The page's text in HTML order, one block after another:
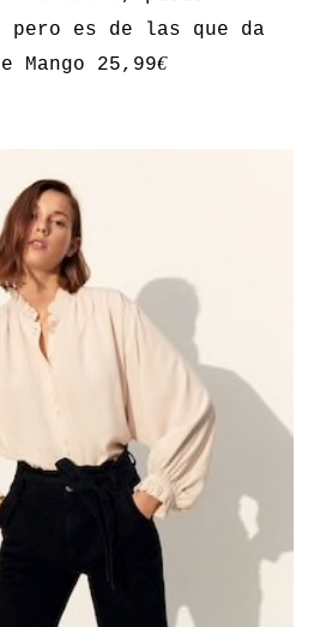
pero es de las que da
Mango 25,99€